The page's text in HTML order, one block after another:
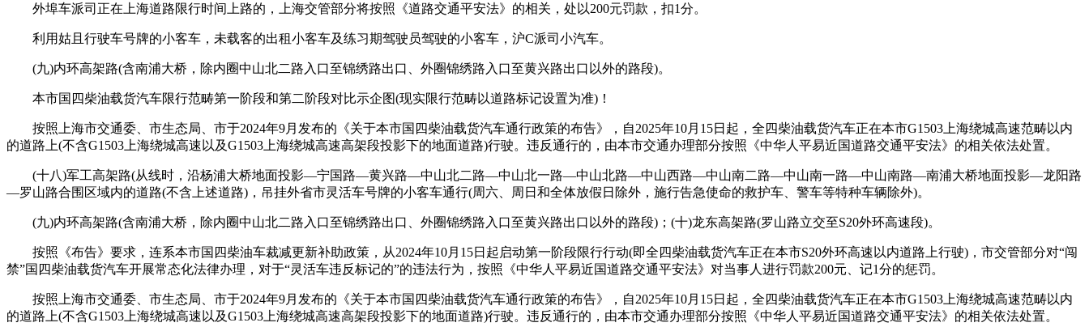
外埠车派司正在上海道路限行时间上路的，上海交管部分将按照《道路交通平安法》的相关，处以200元罚款，扣1分。
利用姑且行驶车号牌的小客车，未载客的出租小客车及练习期驾驶员驾驶的小客车，沪C派司小汽车。
(九)内环高架路(含南浦大桥，除内圈中山北二路入口至锦绣路出口、外圈锦绣路入口至黄兴路出口以外的路段)。
本市国四柴油载货汽车限行范畴第一阶段和第二阶段对比示企图(现实限行范畴以道路标记设置为准)！
按照上海市交通委、市生态局、市于2024年9月发布的《关于本市国四柴油载货汽车通行政策的布告》，自2025年10月15日起，全四柴油载货汽车正在本市G1503上海绕城高速范畴以内
的道路上(不含G1503上海绕城高速以及G1503上海绕城高速高架段投影下的地面道路)行驶。违反通行的，由本市交通办理部分按照《中华人平易近国道路交通平安法》的相关依法处置。
(十八)军工高架路(从线时，沿杨浦大桥地面投影—宁国路—黄兴路—中山北二路—中山北一路—中山北路—中山西路—中山南二路—中山南一路—中山南路—南浦大桥地面投影—龙阳路
—罗山路合围区域内的道路(不含上述道路)，吊挂外省市灵活车号牌的小客车通行(周六、周日和全体放假日除外，施行告急使命的救护车、警车等特种车辆除外)。
(九)内环高架路(含南浦大桥，除内圈中山北二路入口至锦绣路出口、外圈锦绣路入口至黄兴路出口以外的路段)；(十)龙东高架路(罗山路立交至S20外环高速段)。
按照《布告》要求，连系本市国四柴油车裁减更新补助政策，从2024年10月15日起启动第一阶段限行行动(即全四柴油载货汽车正在本市S20外环高速以内道路上行驶)，市交管部分对“闯
禁”国四柴油载货汽车开展常态化法律办理，对于“灵活车违反标记的”的违法行为，按照《中华人平易近国道路交通平安法》对当事人进行罚款200元、记1分的惩罚。
按照上海市交通委、市生态局、市于2024年9月发布的《关于本市国四柴油载货汽车通行政策的布告》，自2025年10月15日起，全四柴油载货汽车正在本市G1503上海绕城高速范畴以内
的道路上(不含G1503上海绕城高速以及G1503上海绕城高速高架段投影下的地面道路)行驶。违反通行的，由本市交通办理部分按照《中华人平易近国道路交通平安法》的相关依法处置。